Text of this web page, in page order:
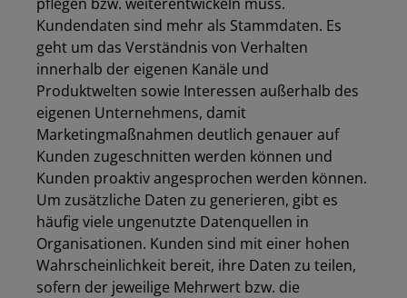
Kundendaten sind mehr als Stammdaten. Es
geht um das Verständnis von Verhalten
innerhalb der eigenen Kanäle und
Produktwelten sowie Interessen außerhalb des
eigenen Unternehmens, damit
Marketingmaßnahmen deutlich genauer auf
Kunden zugeschnitten werden können und
Kunden proaktiv angesprochen werden können.
Um zusätzliche Daten zu generieren, gibt es
häufig viele ungenutzte Datenquellen in
Organisationen. Kunden sind mit einer hohen
Wahrscheinlichkeit bereit, ihre Daten zu teilen,
sofern der jeweilige Mehrwert bzw. die